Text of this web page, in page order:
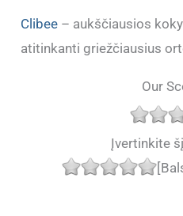
Clibee – aukščiausios
atitinkanti griežčiausius
Our
Įvertinkite